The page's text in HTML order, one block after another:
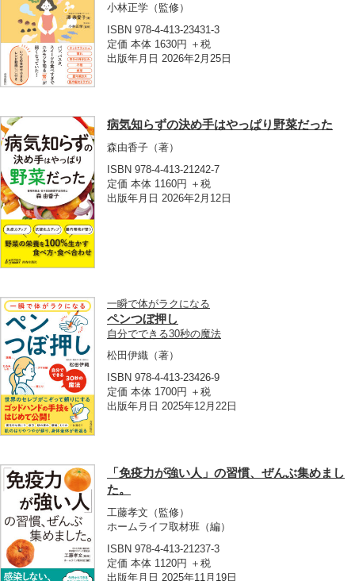
小林正学 （監修）
ISBN 978-4-413-23431-3
定価 本体 1630円 ＋税
出版年月日 2026年2月25日
病気知らずの決め手はやっぱり野菜だった
森由香子 （著）
ISBN 978-4-413-21242-7
定価 本体 1160円 ＋税
出版年月日 2026年2月12日
一瞬で体がラクになる
ペンつぼ押し
自分でできる30秒の魔法
松田伊織 （著）
ISBN 978-4-413-23426-9
定価 本体 1700円 ＋税
出版年月日 2025年12月22日
「免疫力が強い人」の習慣、ぜんぶ集めまし
た。
工藤孝文 （監修）
ホームライフ取材班 （編）
ISBN 978-4-413-21237-3
定価 本体 1120円 ＋税
出版年月日 2025年11月19日